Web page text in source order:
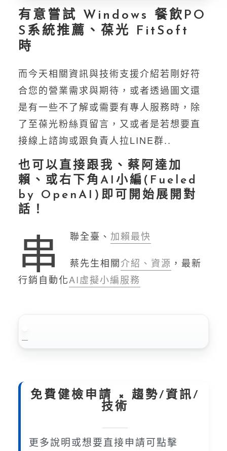
有意嘗試 Windows 餐飲PO
S系統推薦、葆光 FitSoft
時
而今天相關資訊與技術支援介紹若剛好符
合您的營業需求與期待，或者透過圖文還
是有一些不了解或需要有專人服務時，除
了至葆光粉絲頁留言，又或者是若想要直
接線上諮詢或跟負責人拉LINE群..
也可以直接跟我、蔡阿達加
賴、或右下角AI小編(Fueled
by OpenAI)即可開始展開對
話！
串 聯全臺、 加賴最快
蔡先生相關介紹、資源 ，最新
行銷自動化AI虛擬小編服務
免費健檢申請 × 趨勢/資訊/
技術
更多說明或想要直接申請可點擊